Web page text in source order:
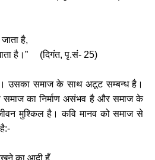
है,
है।” (दिगंत, पृ.सं‌- 25)
उसका समाज के साथ अटूट सम्बन्ध है।
समाज का निर्माण असंभव है और समाज के
मुश्किल है। कवि मानव को समाज से
का आदी हूँ,